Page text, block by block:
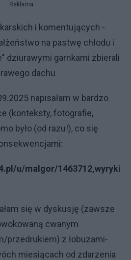
Reklama
i komentujących -
na pastwę chłodu i
dziurawymi garnkami zbierali
dachu
napisałam w bardzo
(konteksty, fotografie,
było (od razu!), co się
u/malgor/1463712,wyryki
się w dyskusję (zawsze
cwanym
przedrukiem) z łobuzami-
miesiącach od zdarzenia